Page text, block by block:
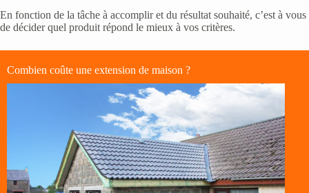
En fonction de la tâche à accomplir et du résultat souhaité, c’est à vous
de décider quel produit répond le mieux à vos critères.
Combien coûte une extension de maison ?